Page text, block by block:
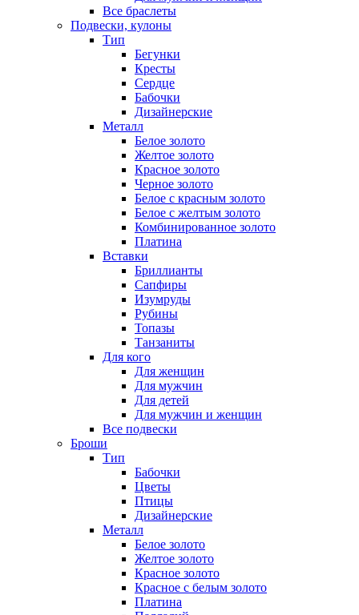
Все браслеты
Подвески, кулоны
Тип
Бегунки
Кресты
Сердце
Бабочки
Дизайнерские
Металл
Белое золото
Желтое золото
Красное золото
Черное золото
Белое с красным золото
Белое с желтым золото
Комбинированное золото
Платина
Вставки
Бриллианты
Сапфиры
Изумруды
Рубины
Топазы
Танзаниты
Для кого
Для женщин
Для мужчин
Для детей
Для мужчин и женщин
Все подвески
Броши
Тип
Бабочки
Цветы
Птицы
Дизайнерские
Металл
Белое золото
Желтое золото
Красное золото
Красное с белым золото
Платина